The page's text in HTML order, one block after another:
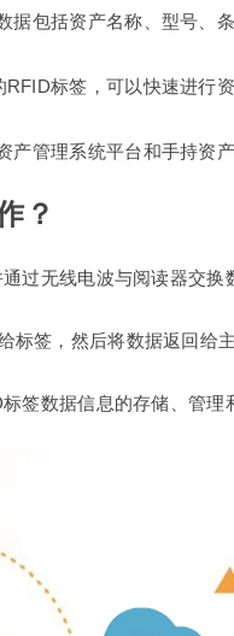
据包括资产名称、型号、
标签，可以快速进行
产管理系统平台和手持资产
？
过无线电波与阅读器交换
标签，然后将数据返回给主
签数据信息的存储、管理